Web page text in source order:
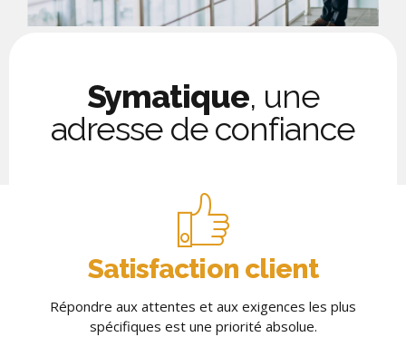
Symatique, une
adresse de confiance
Satisfaction client
Répondre aux attentes et aux exigences les plus
spécifiques est une priorité absolue.